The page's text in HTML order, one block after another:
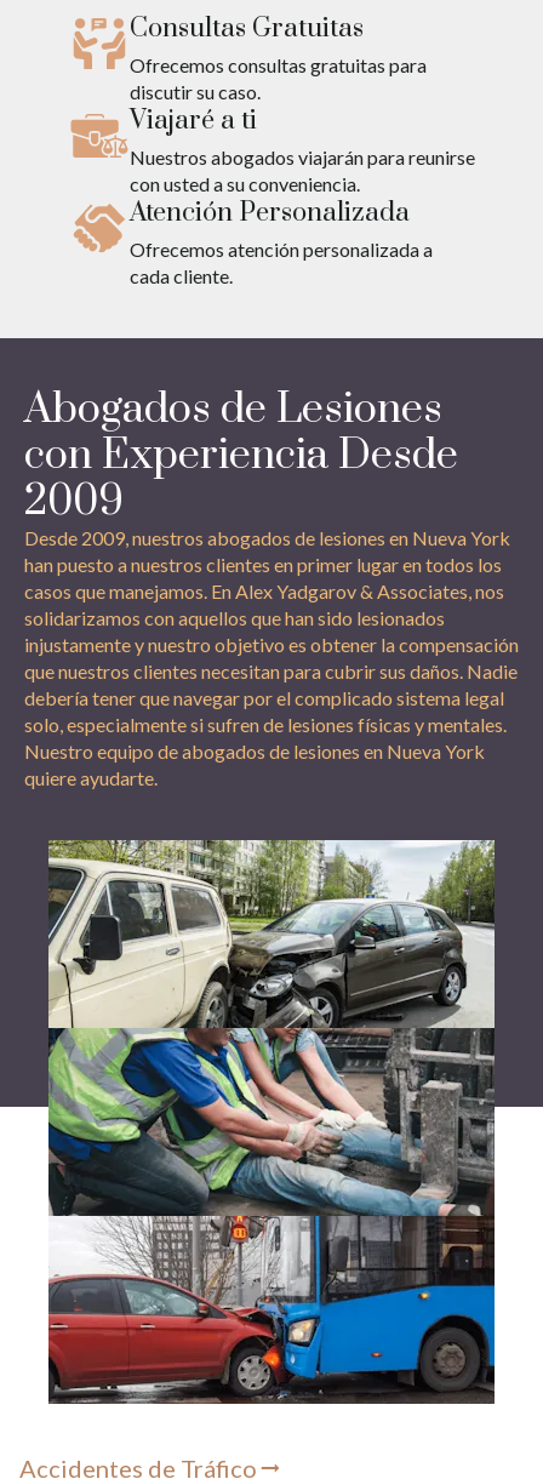
Consultas Gratuitas
Ofrecemos consultas gratuitas para
discutir su caso.
Viajaré a ti
Nuestros abogados viajarán para reunirse
con usted a su conveniencia.
Atención Personalizada
Ofrecemos atención personalizada a
cada cliente.
Abogados de Lesiones
con Experiencia Desde
2009
Desde 2009, nuestros abogados de lesiones en Nueva York
han puesto a nuestros clientes en primer lugar en todos los
casos que manejamos. En Alex Yadgarov & Associates, nos
solidarizamos con aquellos que han sido lesionados
injustamente y nuestro objetivo es obtener la compensación
que nuestros clientes necesitan para cubrir sus daños. Nadie
debería tener que navegar por el complicado sistema legal
solo, especialmente si sufren de lesiones físicas y mentales.
Nuestro equipo de abogados de lesiones en Nueva York
quiere ayudarte.
Accidentes de Tráfico